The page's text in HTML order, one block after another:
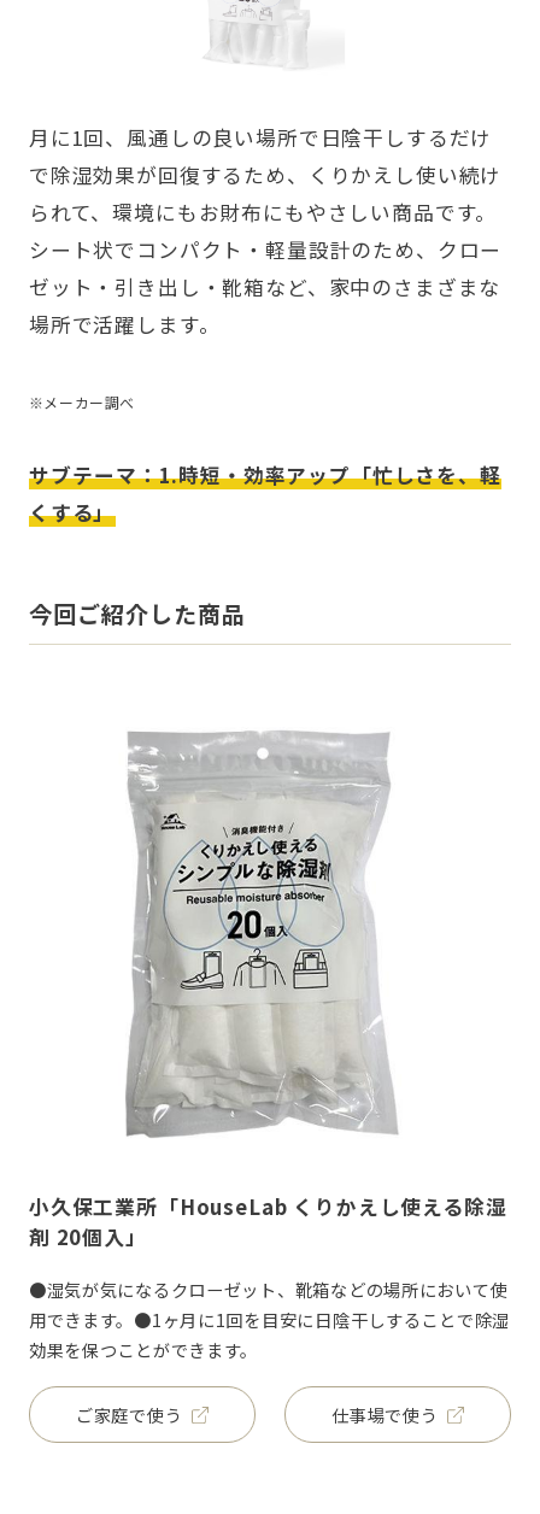
月に1回、風通しの良い場所で日陰干しするだけ
で除湿効果が回復するため、くりかえし使い続け
られて、環境にもお財布にもやさしい商品です。
シート状でコンパクト・軽量設計のため、クロー
ゼット・引き出し・靴箱など、家中のさまざまな
場所で活躍します。
※メーカー調べ
サブテーマ：1.時短・効率アップ「忙しさを、軽
くする」
今回ご紹介した商品
小久保工業所「HouseLab くりかえし使える除湿
剤 20個入」
●湿気が気になるクローゼット、靴箱などの場所において使
用できます。●1ヶ月に1回を目安に日陰干しすることで除湿
効果を保つことができます。
ご家庭で使う 仕事場で使う